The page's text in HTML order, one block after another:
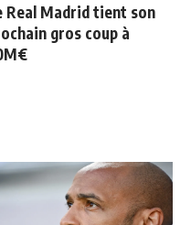
Real Madrid tient son
gros coup à